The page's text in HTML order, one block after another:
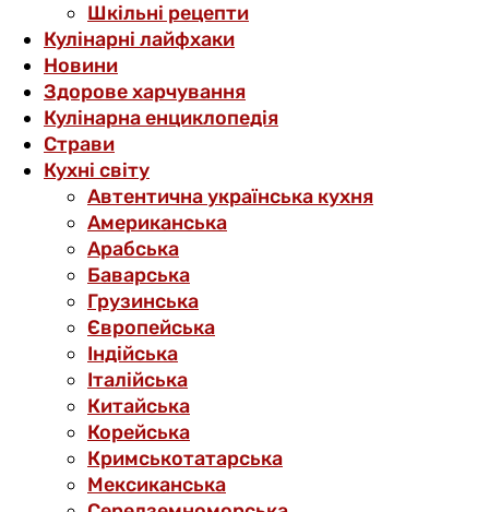
Шкільні рецепти
Кулінарні лайфхаки
Новини
Здорове харчування
Кулінарна енциклопедія
Страви
Кухні світу
Автентична українська кухня
Американська
Арабська
Баварська
Грузинська
Європейська
Індійська
Італійська
Китайська
Корейська
Кримськотатарська
Мексиканська